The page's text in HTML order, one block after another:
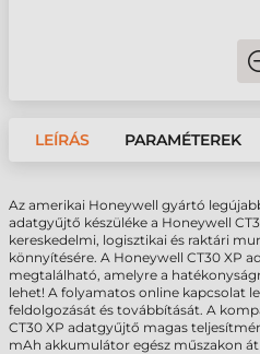
LEÍRÁS PARAMÉTEREK
Az amerikai Honeywell gyártó
adatgyűjtő készüléke a Honeywell
kereskedelmi, logisztikai és raktári
könnyítésére. A Honeywell CT30 XP
megtalálható, amelyre a
lehet! A folyamatos online kapcsolat
feldolgozását és továbbítását. A
CT30 XP adatgyűjtő magas
mAh akkumulátor egész műszakon